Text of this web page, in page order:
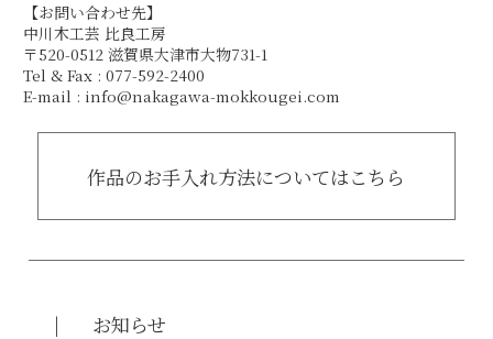
【お問い合わせ先】
中川木工芸 比良工房
〒520-0512 滋賀県大津市大物731-1
Tel & Fax : 077-592-2400
E-mail : info@nakagawa-mokkougei.com
作品のお手入れ方法についてはこちら
お知らせ